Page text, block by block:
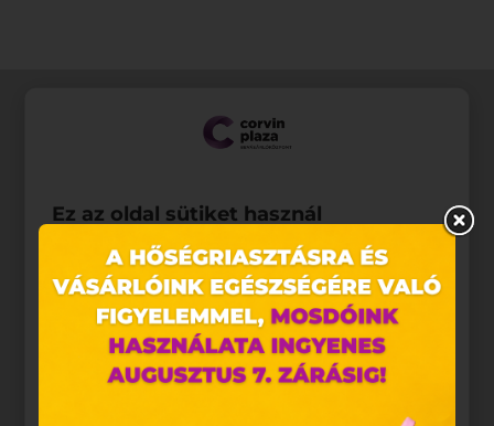
Ez az oldal sütiket használ
Weboldalunkon „cookie"-kat (továbbiakban „süti")
alkalmazunk. Ezek olyan fájlok, melyek információt
tárolnak webes böngészőjében. Ehhez az Ön
hozzájárulása szükséges.
A „sütiket" az elektronikus hírközlésről szóló 2003.